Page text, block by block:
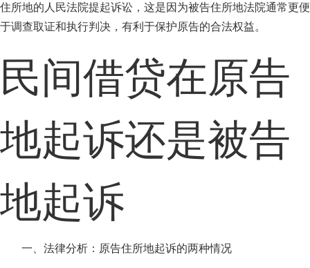
住所地的人民法院提起诉讼，这是因为被告住所地法院通常更便
于调查取证和执行判决，有利于保护原告的合法权益。
民间借贷在原告
地起诉还是被告
地起诉
一、法律分析：原告住所地起诉的两种情况